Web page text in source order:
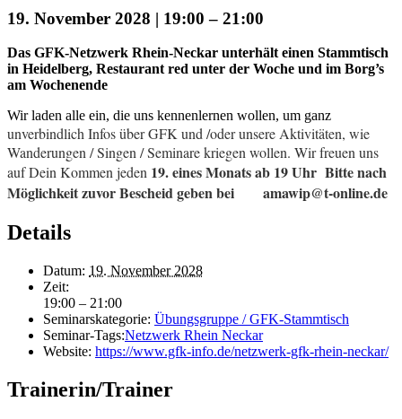
19. November 2028 | 19:00 – 21:00
Das GFK-Netzwerk Rhein-Neckar unterhält einen Stammtisch
in Heidelberg, Restaurant red unter der Woche und im Borg’s
am Wochenende
Wir laden alle ein, die uns kennenlernen wollen, um ganz
unverbindlich Infos über GFK und /oder unsere Aktivitäten, wie
Wanderungen / Singen / Seminare kriegen wollen. Wir freuen uns
auf Dein Kommen jeden 19. eines Monats ab 19 Uhr Bitte nach
Möglichkeit zuvor Bescheid geben bei amawip@t-online.de
Details
Datum: 19. November 2028
Zeit:
19:00 – 21:00
Seminarskategorie: Übungsgruppe / GFK-Stammtisch
Seminar-Tags:Netzwerk Rhein Neckar
Website: https://www.gfk-info.de/netzwerk-gfk-rhein-neckar/
Trainerin/Trainer